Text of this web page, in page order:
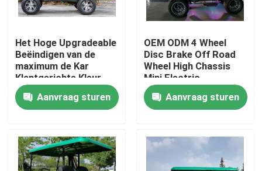
Contact de V.S.
Nieuws
De Zijspiegels van de golfkar
Het Dashboard van de golfkar
Het Hoge Upgradeable
Beëindigen van de
maximum de Kar
Klantgerichte Kleur
van het Snelheids
Elektrische 30mph
Golf
Aanvraag sturen
OEM ODM 4 Wheel
Disc Brake Off Road
Wheel High Chassis
Mini Electric
Golfkarretjes 10 inch
IP66 Display 4
zitplaatsen
Aanvraag sturen